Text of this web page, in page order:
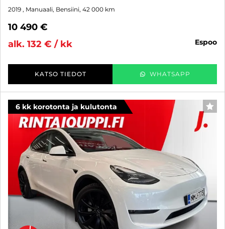
2019 , Manuaali, Bensiini, 42 000 km
10 490 €
alk. 132 € / kk
espoo
KATSO TIEDOT WHATSAPP
6 kk korotonta ja kulutonta